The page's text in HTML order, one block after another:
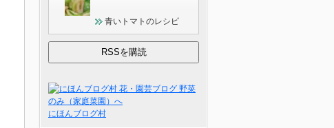
青いトマトのレシピ
にほんブログ村